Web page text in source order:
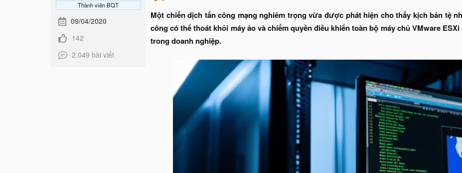
Thành viên BQT
09/04/2020
142
2.049 bài viết
Một chiến dịch tấn công mạng nghiêm trọng vừa được phát hiện cho thấy kịch bản tệ
công có thể thoát khỏi máy ảo và chiếm quyền điều khiển toàn bộ máy chủ VMware
trong doanh nghiệp.